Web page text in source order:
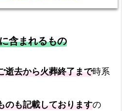
含まれるもの
逝去から火葬終了まで時系
のも記載しておりますの